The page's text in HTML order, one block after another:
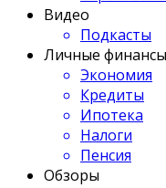
Видео
Подкасты
Личные финансы
Экономия
Кредиты
Ипотека
Налоги
Пенсия
Обзоры